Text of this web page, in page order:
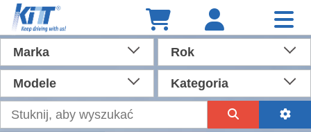
Marka Rok
Modele Kategoria